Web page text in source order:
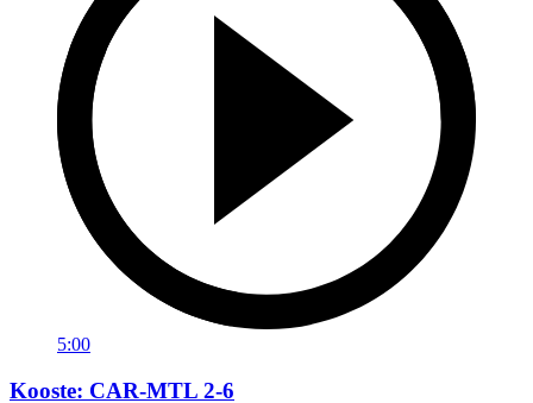
5:00
Kooste: CAR-MTL 2-6